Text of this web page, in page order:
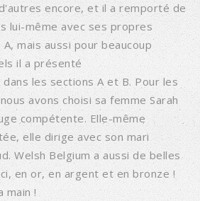
encore, et il a remporté de
lui-même avec ses propres
mais aussi pour beaucoup
il a présenté
les sections A et B. Pour les
avons choisi sa femme Sarah
compétente. Elle-même
elle dirige avec son mari
Welsh Belgium a aussi de belles
en or, en argent et en bronze !
main !